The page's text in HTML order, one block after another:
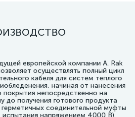
европейской компании A. Rak
осуществлять полный цикл
кабеля для систем теплого
начиная от нанесения
покрытия непосредственно на
до получения готового продукта
соединительной муфты
напряжением 4000 В).